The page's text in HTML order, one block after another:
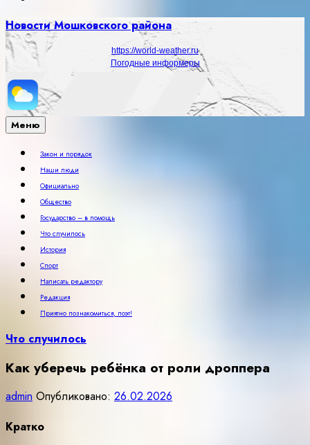
Новости Мошковского района
https://world-weather.ru
Погодные информеры
Меню
Закон и порядок
Наши люди
Официально
Общество
Государство – в помощь
Что случилось
История
Спорт
Написать редактору
Редакция
Приятно познакомиться, поэт!
Что случилось
Как уберечь ребёнка от роли дроппера
admin Опубликовано: 26.02.2026
Кратко